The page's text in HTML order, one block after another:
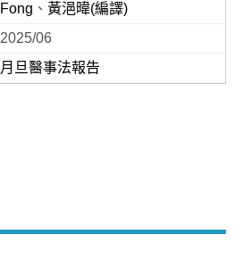
Fong 、 黃浥暐(編譯)
2025/06
月旦醫事法報告